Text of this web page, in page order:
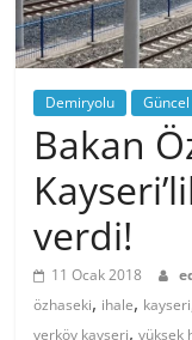
Demiryolu Güncel
Bakan
verdi!
11 Ocak 2018
özhaseki, ihale, kayseri
yerköy kayseri,yüksek